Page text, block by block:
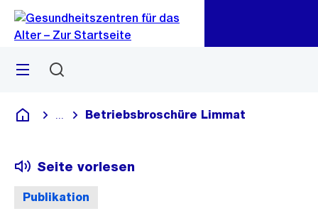
Navigation
Sprunglink
Menü
Gesundheitszentren für das Alter
Blende alle Breadcrumbs ein
Betriebsbroschüre Limmat
Publikation
Seite vorlesen